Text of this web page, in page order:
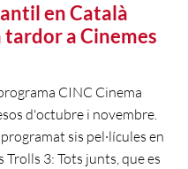
en Català
a Cinemes
CINC Cinema
d'octubre i novembre.
sis pel·lícules en
Trolls 3: Tots junts, que es